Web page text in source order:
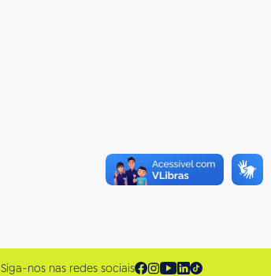
Siga-nos nas redes sociais